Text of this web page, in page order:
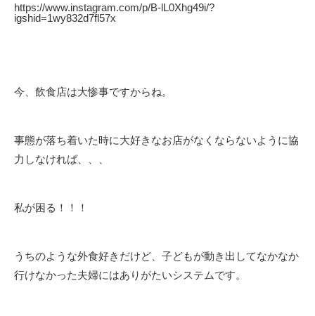
https://www.instagram.com/p/B-lL0Xhg49i/?
igshid=1wy832d7fl57x
今、飲食店は大惨事ですからね。
事態が落ち着いた時に大好きなお店がなくならないように協
力しなければ、、、
私が困る！！！
うちのような外食好きだけど、子どもが動き出してなかなか
行けなかった夫婦にはありがたいシステムです。